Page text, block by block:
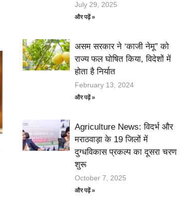
July 29, 2025
और पढ़ें »
असम सरकार ने ‘काजी नेमू” को
राज्य फल घोषित किया, विदेशों में
होता है निर्यात
February 13, 2024
और पढ़ें »
Agriculture News: विदर्भ और
मराठवाड़ा के 19 जिलों में
दुग्धविकास प्रकल्प का दूसरा चरण
शुरू
October 7, 2025
और पढ़ें »